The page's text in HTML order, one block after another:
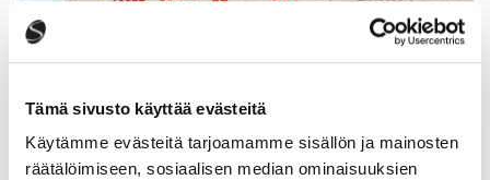
Tämä sivusto käyttää evästeitä
Käytämme evästeitä tarjoamamme sisällön ja mainosten
räätälöimiseen, sosiaalisen median ominaisuuksien